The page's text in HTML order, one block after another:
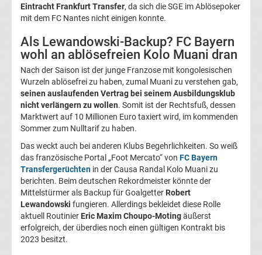
FC
Magdeburg
Transfergerüchte
1.
FC
Nürnberg
Transfergerüchte
1.
FC
Eintracht Frankfurt Transfer, da sich die SGE im Ablösepoker
mit dem FC Nantes nicht einigen konnte.
Als Lewandowski-Backup? FC Bayern
wohl an ablösefreien Kolo Muani dran
Nach der Saison ist der junge Franzose mit kongolesischen
Wurzeln ablösefrei zu haben, zumal Muani zu verstehen gab,
seinen auslaufenden Vertrag bei seinem Ausbildungsklub
nicht verlängern zu wollen. Somit ist der Rechtsfuß, dessen
Marktwert auf 10 Millionen Euro taxiert wird, im kommenden
Sommer zum Nulltarif zu haben.
Das weckt auch bei anderen Klubs Begehrlichkeiten. So weiß
das französische Portal „Foot Mercato“ von FC Bayern
Transfergerüchten in der Causa Randal Kolo Muani zu
berichten. Beim deutschen Rekordmeister könnte der
Mittelstürmer als Backup für Goalgetter Robert
Lewandowski fungieren. Allerdings bekleidet diese Rolle
aktuell Routinier Eric Maxim Choupo-Motingäußerst
erfolgreich, der überdies noch einen gültigen Kontrakt bis
2023 besitzt.